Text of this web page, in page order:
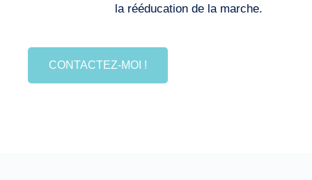
la rééducation de la marche.
CONTACTEZ-MOI !